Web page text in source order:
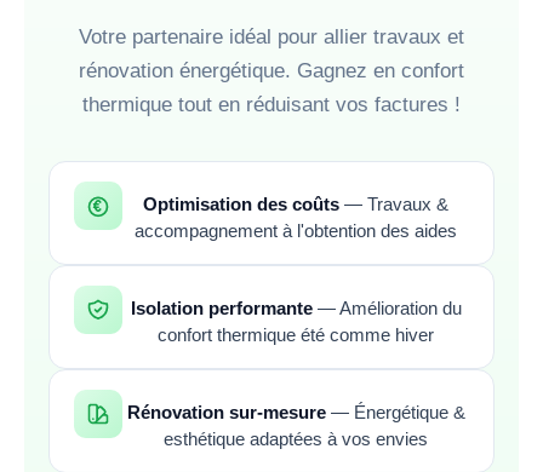
Votre partenaire idéal pour allier travaux et
rénovation énergétique. Gagnez en confort
thermique tout en réduisant vos factures !
Optimisation des coûts — Travaux &
accompagnement à l'obtention des aides
Isolation performante— Amélioration du
confort thermique été comme hiver
Rénovation sur-mesure— Énergétique &
esthétique adaptées à vos envies